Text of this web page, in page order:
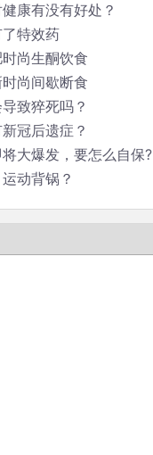
康有没有好处？
特效药
尚生酮饮食
尚间歇断食
致猝死吗？
冠后遗症？
大爆发，要怎么自保?
动背锅？